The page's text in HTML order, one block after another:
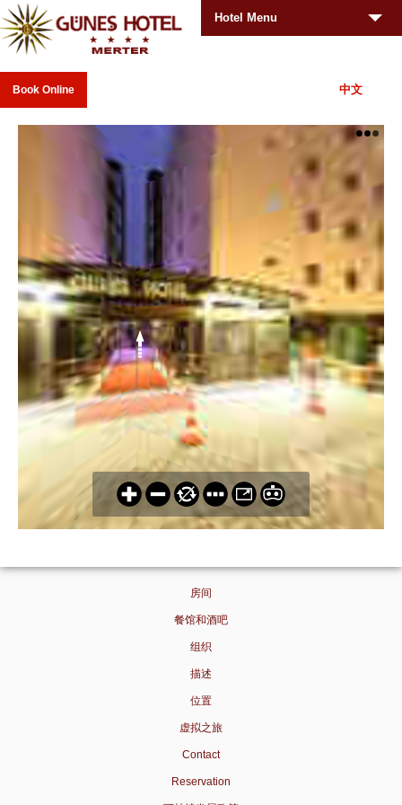
Hotel Menu
Book Online 中文
房间
餐馆和酒吧
组织
描述
位置
虚拟之旅
Contact
Reservation